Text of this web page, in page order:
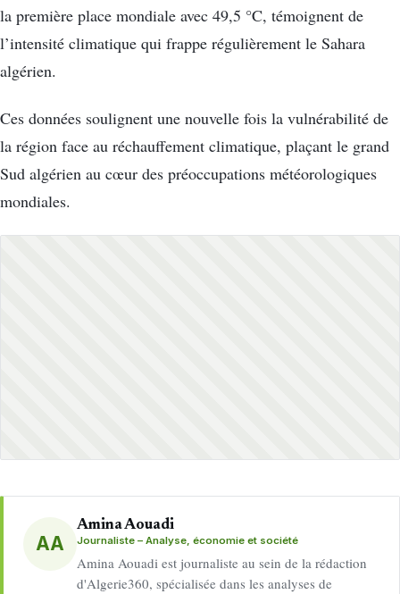
la première place mondiale avec 49,5 °C, témoignent de
l’intensité climatique qui frappe régulièrement le Sahara
algérien.
Ces données soulignent une nouvelle fois la vulnérabilité de
la région face au réchauffement climatique, plaçant le grand
Sud algérien au cœur des préoccupations météorologiques
mondiales.
AA
Amina Aouadi
Journaliste – Analyse, économie et société
Amina Aouadi est journaliste au sein de la rédaction
d'Algerie360, spécialisée dans les analyses de